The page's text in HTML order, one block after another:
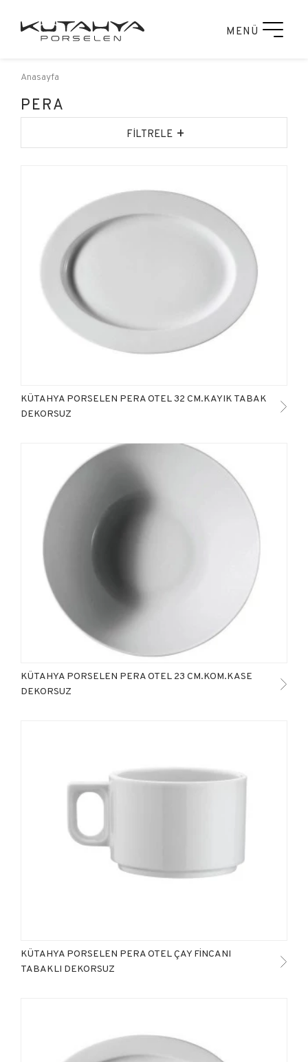
MENÜ
Anasayfa
PERA
FİLTRELE +
KÜTAHYA PORSELEN PERA OTEL 32 CM.KAYIK TABAK
DEKORSUZ
KÜTAHYA PORSELEN PERA OTEL 23 CM.KOM.KASE
DEKORSUZ
KÜTAHYA PORSELEN PERA OTEL ÇAY FİNCANI
TABAKLI DEKORSUZ